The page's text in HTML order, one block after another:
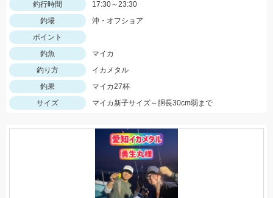
釣行時間
17:30～23:30
釣場
沖・オフショア
ポイント
釣魚
マイカ
釣り方
イカメタル
釣果
マイカ27杯
サイズ
マイカ新子サイズ～胴長30cm弱まで